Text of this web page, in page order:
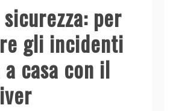
per
gli incidenti
casa con il